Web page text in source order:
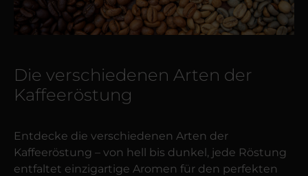
Die verschiedenen Arten der
Kaffeeröstung
Entdecke die verschiedenen Arten der
Kaffeeröstung – von hell bis dunkel, jede Röstung
entfaltet einzigartige Aromen für den perfekten